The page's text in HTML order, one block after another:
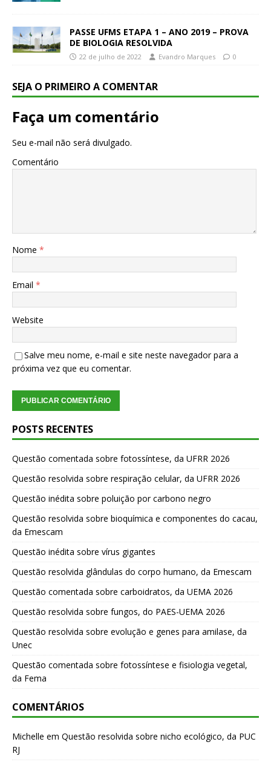
PASSE UFMS ETAPA 1 – ANO 2019 – PROVA
DE BIOLOGIA RESOLVIDA
22 de julho de 2022 Evandro Marques 0
SEJA O PRIMEIRO A COMENTAR
Faça um comentário
Seu e-mail não será divulgado.
Comentário
Nome *
Email *
Website
Salve meu nome, e-mail e site neste navegador para a
próxima vez que eu comentar.
POSTS RECENTES
Questão comentada sobre fotossíntese, da UFRR 2026
Questão resolvida sobre respiração celular, da UFRR 2026
Questão inédita sobre poluição por carbono negro
Questão resolvida sobre bioquímica e componentes do cacau,
da Emescam
Questão inédita sobre vírus gigantes
Questão resolvida glândulas do corpo humano, da Emescam
Questão comentada sobre carboidratos, da UEMA 2026
Questão resolvida sobre fungos, do PAES-UEMA 2026
Questão resolvida sobre evolução e genes para amilase, da
Unec
Questão comentada sobre fotossíntese e fisiologia vegetal,
da Fema
COMENTÁRIOS
Michelle em Questão resolvida sobre nicho ecológico, da PUC
RJ